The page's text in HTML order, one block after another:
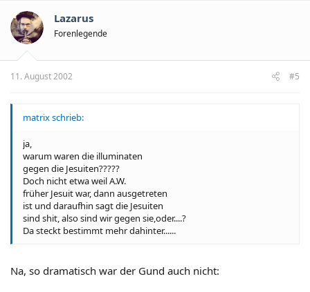
Lazarus
Forenlegende
11. August 2002 #5
matrix schrieb:
ja,
warum waren die illuminaten
gegen die Jesuiten?????
Doch nicht etwa weil A.W.
früher Jesuit war, dann ausgetreten
ist und daraufhin sagt die Jesuiten
sind shit, also sind wir gegen sie,oder....?
Da steckt bestimmt mehr dahinter......
Na, so dramatisch war der Gund auch nicht: